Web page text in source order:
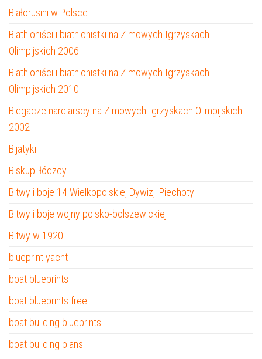
Białorusini w Polsce
Biathloniści i biathlonistki na Zimowych Igrzyskach
Olimpijskich 2006
Biathloniści i biathlonistki na Zimowych Igrzyskach
Olimpijskich 2010
Biegacze narciarscy na Zimowych Igrzyskach Olimpijskich
2002
Bijatyki
Biskupi łódzcy
Bitwy i boje 14 Wielkopolskiej Dywizji Piechoty
Bitwy i boje wojny polsko-bolszewickiej
Bitwy w 1920
blueprint yacht
boat blueprints
boat blueprints free
boat building blueprints
boat building plans